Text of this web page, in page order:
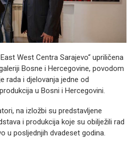
West Centra Sarajevo“ upriličena
Bosne i Hercegovine, povodom
rada i djelovanja jedne od
u Bosni i Hercegovini.
na izložbi su predstavljene
i produkcija koje su obilježili rad
u posljednjih dvadeset godina.